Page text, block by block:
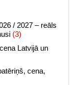
/ 2027 – reāls
(3)
Latvijā un
cena,